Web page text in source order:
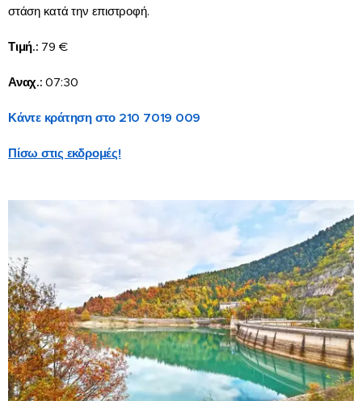
στάση κατά την επιστροφή.
Τιμή.: 79 €
Αναχ.: 07:30
Κάντε κράτηση στο 210 7019 009
Πίσω στις εκδρομές!